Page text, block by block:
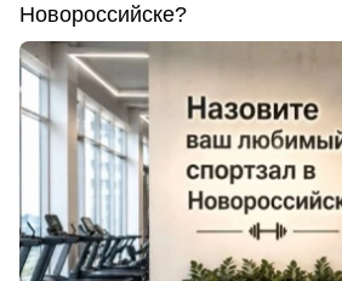
Новороссийске?